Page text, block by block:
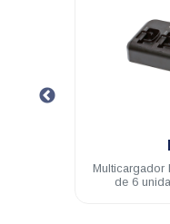
base de escritorio
de 6 unidades EP450